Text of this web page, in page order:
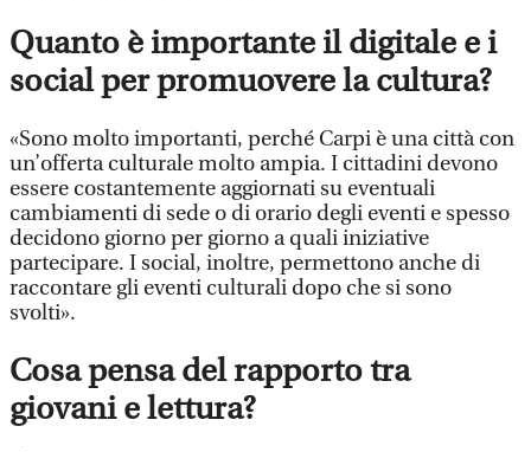
Quanto è importante il digitale e i
social per promuovere la cultura?
«Sono molto importanti, perché Carpi è una città con
un’offerta culturale molto ampia. I cittadini devono
essere costantemente aggiornati su eventuali
cambiamenti di sede o di orario degli eventi e spesso
decidono giorno per giorno a quali iniziative
partecipare. I social, inoltre, permettono anche di
raccontare gli eventi culturali dopo che si sono
svolti».
Cosa pensa del rapporto tra
giovani e lettura?